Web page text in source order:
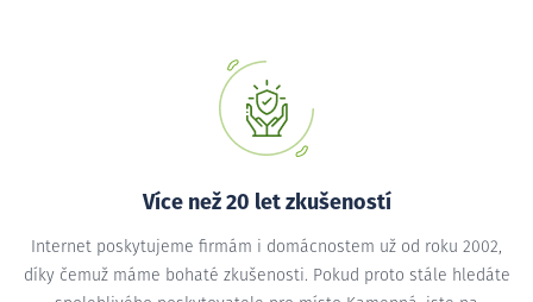
Více než 20 let zkušeností
Internet poskytujeme firmám i domácnostem už od roku 2002,
díky čemuž máme bohaté zkušenosti. Pokud proto stále hledáte